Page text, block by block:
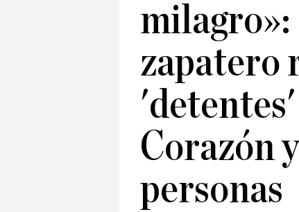
milagro»:
zapatero
Corazón
personas